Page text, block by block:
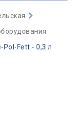
Pol-Fett - 0,3 л